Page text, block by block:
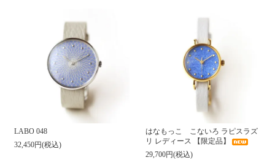
LABO 048
32,450円(税込)
はなもっこ こないろ ラピスラズ
リ レディース 【限定品】
29,700円(税込)